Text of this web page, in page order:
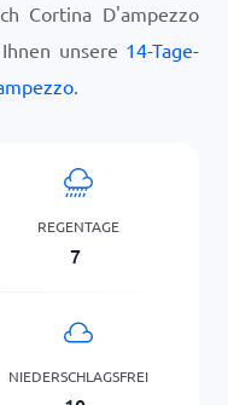
Cortina D'ampezzo
unsere 14-Tage-
.
REGENTAGE
7
NIEDERSCHLAGSFREI